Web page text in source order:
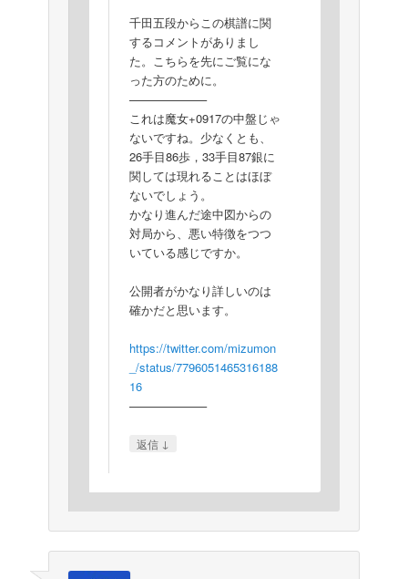
千田五段からこの棋譜に関
するコメントがありまし
た。こちらを先にご覧にな
った方のために。
——————–
これは魔女+0917の中盤じゃ
ないですね。少なくとも、
26手目86歩，33手目87銀に
関しては現れることはほぼ
ないでしょう。
かなり進んだ途中図からの
対局から、悪い特徴をつつ
いている感じですか。
公開者がかなり詳しいのは
確かだと思います。
https://twitter.com/mizumon
_/status/7796051465316188
16
——————–
返信 ↓